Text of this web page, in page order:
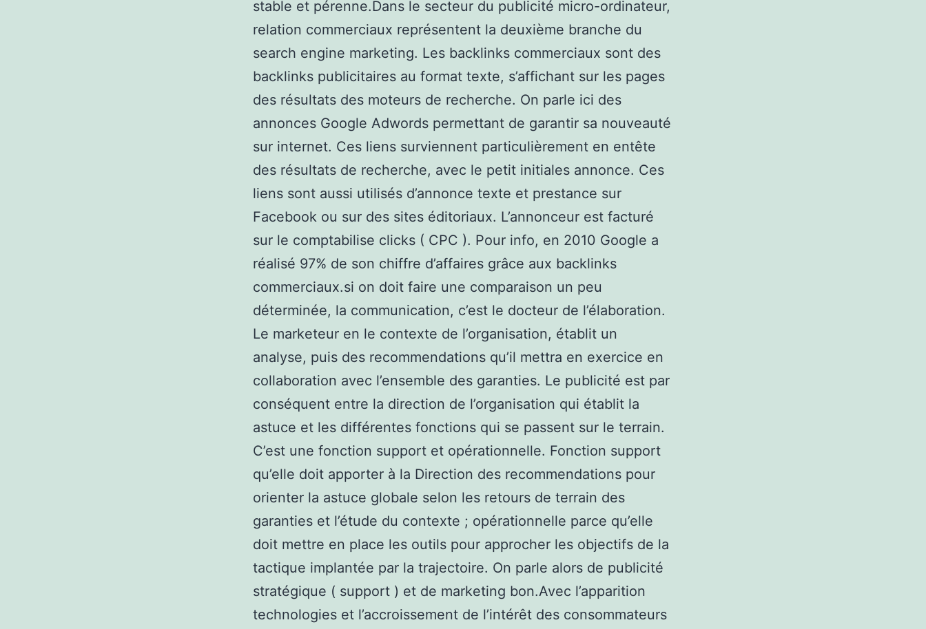
stable et pérenne.Dans le secteur du publicité micro-ordinateur,
relation commerciaux représentent la deuxième branche du
search engine marketing. Les backlinks commerciaux sont des
backlinks publicitaires au format texte, s’affichant sur les pages
des résultats des moteurs de recherche. On parle ici des
annonces Google Adwords permettant de garantir sa nouveauté
sur internet. Ces liens surviennent particulièrement en entête
des résultats de recherche, avec le petit initiales annonce. Ces
liens sont aussi utilisés d’annonce texte et prestance sur
Facebook ou sur des sites éditoriaux. L’annonceur est facturé
sur le comptabilise clicks ( CPC ). Pour info, en 2010 Google a
réalisé 97% de son chiffre d’affaires grâce aux backlinks
commerciaux.si on doit faire une comparaison un peu
déterminée, la communication, c’est le docteur de l’élaboration.
Le marketeur en le contexte de l’organisation, établit un
analyse, puis des recommendations qu’il mettra en exercice en
collaboration avec l’ensemble des garanties. Le publicité est par
conséquent entre la direction de l’organisation qui établit la
astuce et les différentes fonctions qui se passent sur le terrain.
C’est une fonction support et opérationnelle. Fonction support
qu’elle doit apporter à la Direction des recommendations pour
orienter la astuce globale selon les retours de terrain des
garanties et l’étude du contexte ; opérationnelle parce qu’elle
doit mettre en place les outils pour approcher les objectifs de la
tactique implantée par la trajectoire. On parle alors de publicité
stratégique ( support ) et de marketing bon.Avec l’apparition
technologies et l’accroissement de l’intérêt des consommateurs